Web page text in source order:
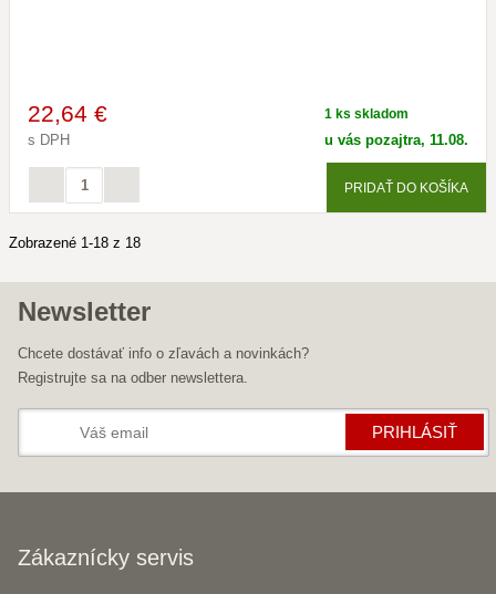
22,64 €
s DPH
1 ks skladom
u vás pozajtra, 11.08.
PRIDAŤ DO KOŠÍKA
Zobrazené 1-18 z 18
Newsletter
Chcete dostávať info o zľavách a novinkách?
Registrujte sa na odber newslettera.
PRIHLÁSIŤ
Zákaznícky servis